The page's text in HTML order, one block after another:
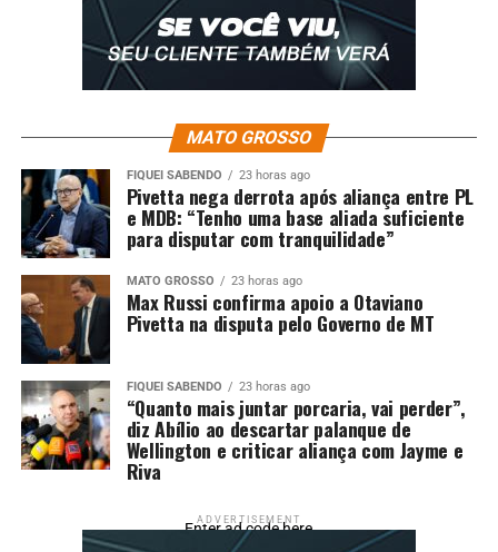
MATO GROSSO
FIQUEI SABENDO 23 horas ago
Pivetta nega derrota após aliança entre PL
e MDB: “Tenho uma base aliada suficiente
para disputar com tranquilidade”
MATO GROSSO 23 horas ago
Max Russi confirma apoio a Otaviano
Pivetta na disputa pelo Governo de MT
FIQUEI SABENDO 23 horas ago
“Quanto mais juntar porcaria, vai perder”,
diz Abílio ao descartar palanque de
Wellington e criticar aliança com Jayme e
Riva
ADVERTISEMENT
Enter ad code here